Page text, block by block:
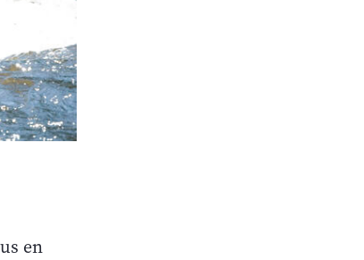
en